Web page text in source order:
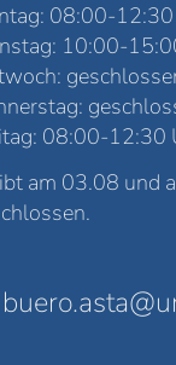
08:00-
10:00-
08:00-12:30
am 03.08 und